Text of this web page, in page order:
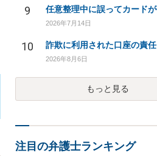
9
2026年7月14日
10
2026年8月6日
もっと見る
注目の弁護士ランキング